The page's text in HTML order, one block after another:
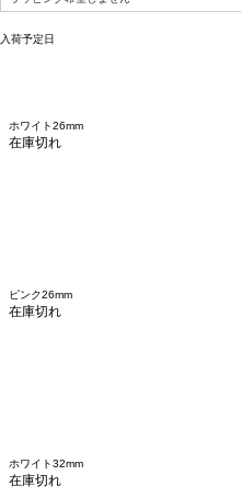
入荷予定日
ホワイト26mm
在庫切れ
ピンク26mm
在庫切れ
ホワイト32mm
在庫切れ